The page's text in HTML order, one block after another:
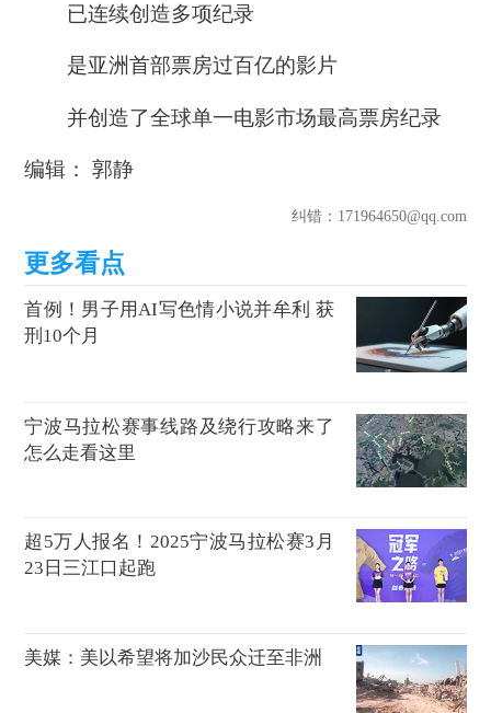
已连续创造多项纪录
是亚洲首部票房过百亿的影片
并创造了全球单一电影市场最高票房纪录
编辑： 郭静
纠错：171964650@qq.com
首例！男子用AI写色情小说并牟利 获
刑10个月
宁波马拉松赛事线路及绕行攻略来了
怎么走看这里
超5万人报名！2025宁波马拉松赛3月
23日三江口起跑
美媒：美以希望将加沙民众迁至非洲